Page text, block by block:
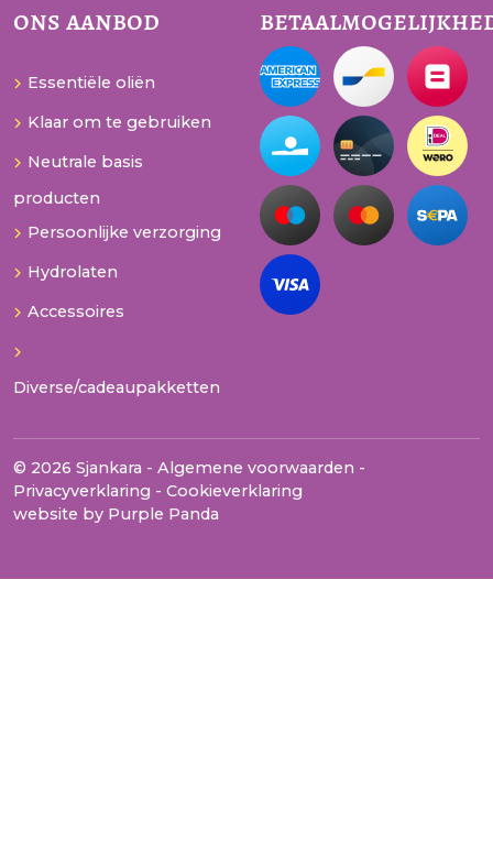
ons aanbod
Essentiële oliën
Klaar om te gebruiken
Neutrale basis
producten
Persoonlijke verzorging
Hydrolaten
Accessoires
Diverse/cadeaupakketten
© 2026 Sjankara - Algemene voorwaarden -
Privacyverklaring - Cookieverklaring
website by Purple Panda